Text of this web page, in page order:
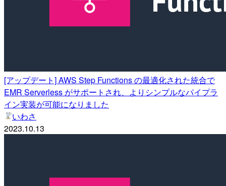
[アップデート] AWS Step Functions の最適化された統合で
EMR Serverless がサポートされ、よりシンプルなパイプラ
イン実装が可能になりました
いわさ
2023.10.13